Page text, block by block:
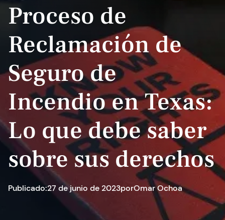
Proceso de
Reclamación de
Seguro de
Incendio en Texas:
Lo que debe saber
sobre sus derechos
Publicado:27 de junio de 2023porOmar Ochoa